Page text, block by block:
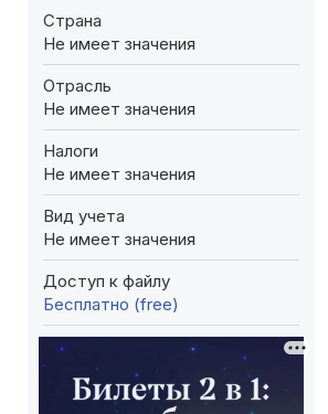
Страна
Не имеет значения
Отрасль
Не имеет значения
Налоги
Не имеет значения
Вид учета
Не имеет значения
Доступ к файлу
Бесплатно (free)